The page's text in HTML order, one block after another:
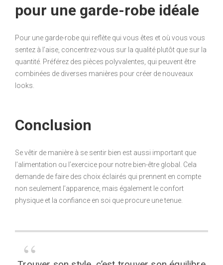
pour une garde-robe idéale
Pour une garde-robe qui reflète qui vous êtes et où vous vous
sentez à l’aise, concentrez-vous sur la qualité plutôt que sur la
quantité. Préférez des pièces polyvalentes, qui peuvent être
combinées de diverses manières pour créer de nouveaux
looks.
Conclusion
Se vêtir de manière à se sentir bien est aussi important que
l’alimentation ou l’exercice pour notre bien-être global. Cela
demande de faire des choix éclairés qui prennent en compte
non seulement l’apparence, mais également le confort
physique et la confiance en soi que procure une tenue.